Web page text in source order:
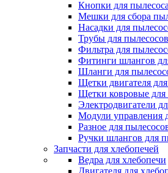
Кнопки для пылесоса
Мешки для сбора
Насадки для
Трубы для пылесосов
Фильтра для
Фитинги шлангов
Шланги для
Щетки двигателя
Щетки ковровые для
Электродвигатели
Модули управления
Разное для
Ручки шлангов для
Запчасти для хлебопечей
Ведра для хлебопечи
Двигателя для